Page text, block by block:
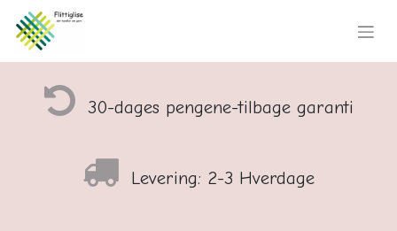
30-dages pengene-tilbage garanti
Levering: 2-3 Hverdage